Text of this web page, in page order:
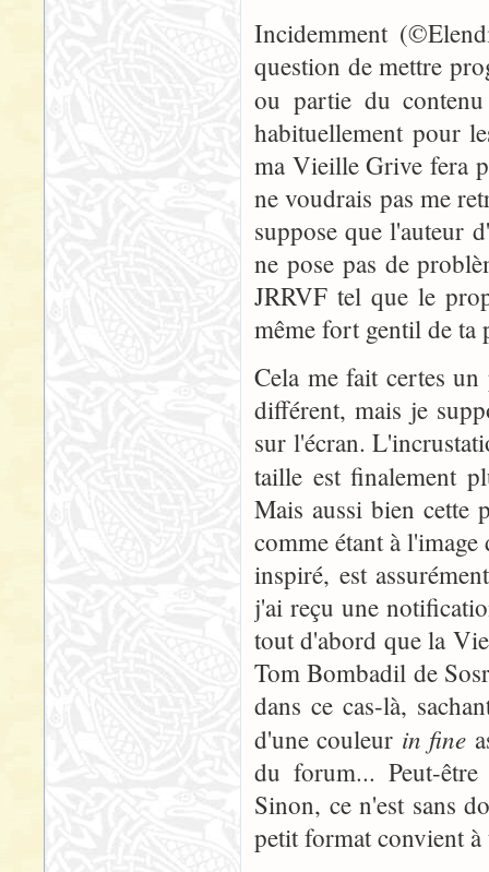
Incidemment
question de mettre
ou partie du
habituellement pour
ma Vieille Grive fera
ne voudrais pas me
suppose que l'auteur
ne pose pas de
JRRVF tel que le
même fort gentil de ta
Cela me fait certes
différent, mais je
sur l'écran.
taille est finalement
Mais aussi bien cette
comme étant à
inspiré, est
j'ai reçu une
tout d'abord que la
Tom Bombadil de
dans ce cas-là,
d'une couleur in fine
du forum... Peut-
Sinon, ce n'est sans
petit format convient à